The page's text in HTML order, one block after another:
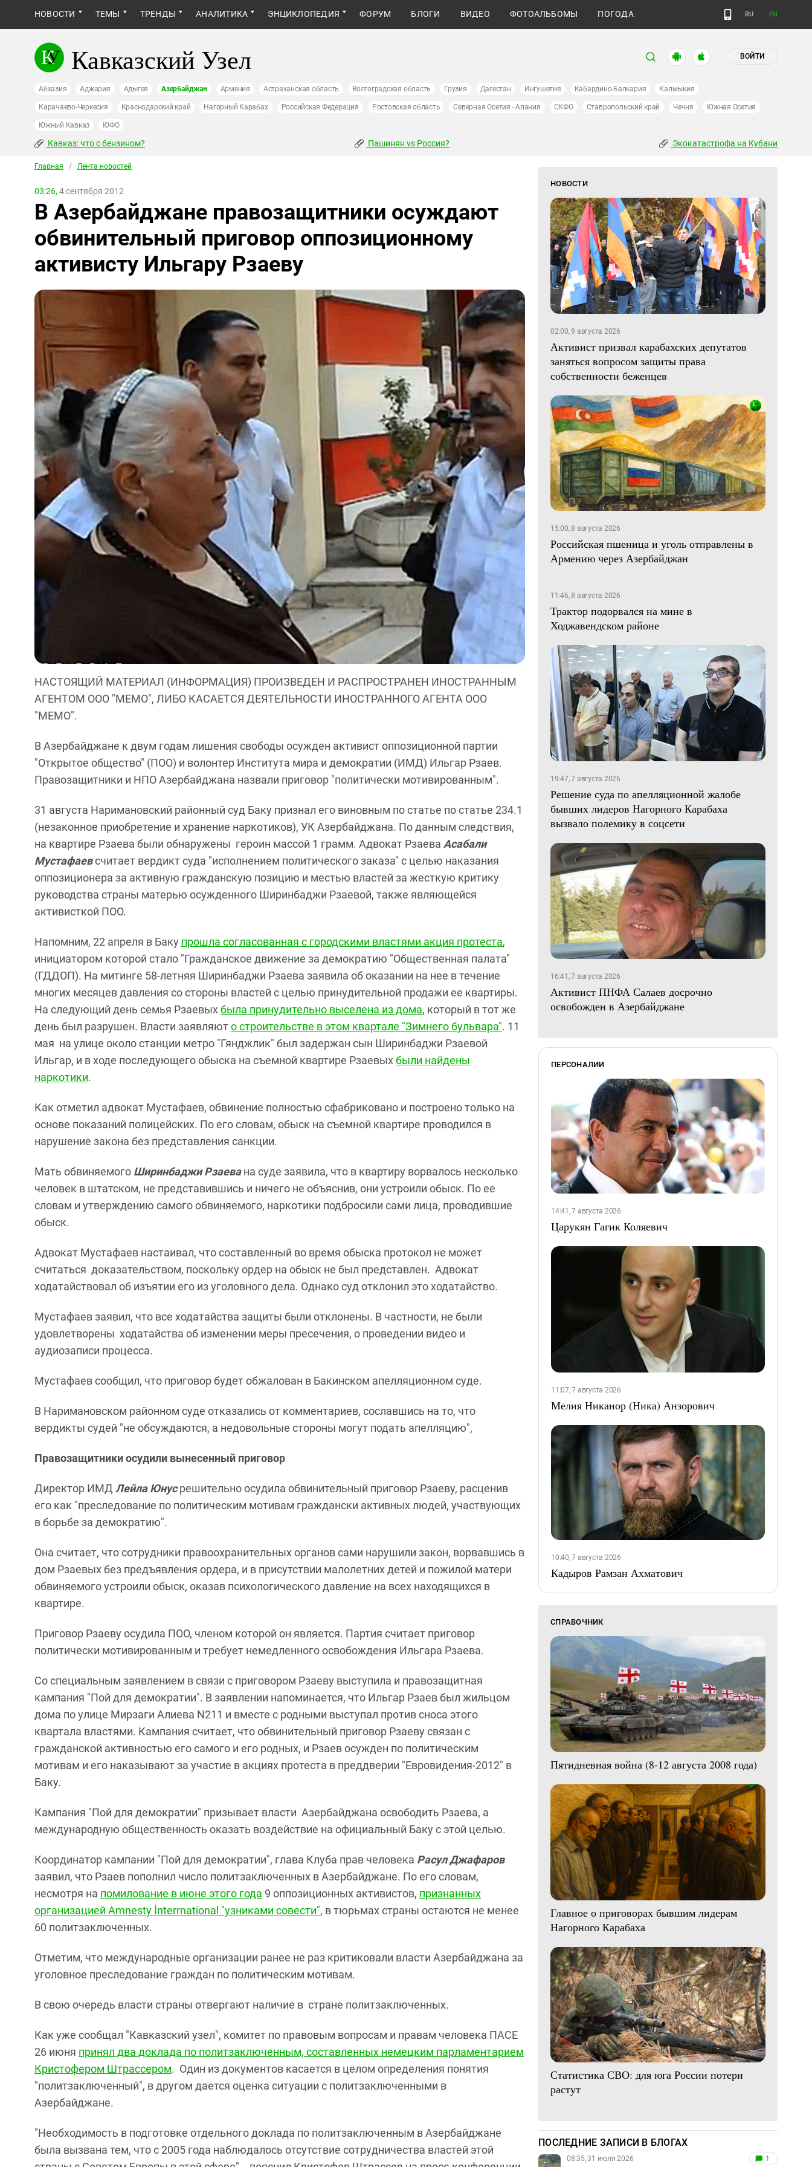
НОВОСТИ ТЕМЫ ТРЕНДЫ АНАЛИТИКА ЭНЦИКЛОПЕДИЯ ФОРУМ БЛОГИ ВИДЕО ФОТОАЛЬБОМЫ ПОГОДА RU EN
Кавказский Узел ВОЙТИ
Абхазия Аджария Адыгея Азербайджан Армения Астраханская область Волгоградская область Грузия Дагестан Ингушетия Кабардино-Балкария Калмыкия
Карачаево-Черкесия Краснодарский край Нагорный Карабах Российская Федерация Ростовская область Северная Осетия - Алания СКФО Ставропольский край Чечня Южная Осетия
Южный Кавказ ЮФО
Кавказ: что с бензином? Пашинян vs Россия? Экокатастрофа на Кубани
Главная / Лента новостей
03:26, 4 сентября 2012
В Азербайджане правозащитники осуждают
обвинительный приговор оппозиционному
активисту Ильгару Рзаеву
НАСТОЯЩИЙ МАТЕРИАЛ (ИНФОРМАЦИЯ) ПРОИЗВЕДЕН И РАСПРОСТРАНЕН ИНОСТРАННЫМ
АГЕНТОМ ООО "МЕМО", ЛИБО КАСАЕТСЯ ДЕЯТЕЛЬНОСТИ ИНОСТРАННОГО АГЕНТА ООО
"МЕМО".
В Азербайджане к двум годам лишения свободы осужден активист оппозиционной партии
"Открытое общество" (ПОО) и волонтер Института мира и демократии (ИМД) Ильгар Рзаев.
Правозащитники и НПО Азербайджана назвали приговор "политически мотивированным".
31 августа Наримановский районный суд Баку признал его виновным по статье по статье 234.1
(незаконное приобретение и хранение наркотиков), УК Азербайджана. По данным следствия,
на квартире Рзаева были обнаружены героин массой 1 грамм. Адвокат Рзаева Асабали
Мустафаевсчитает вердикт суда "исполнением политического заказа" с целью наказания
оппозиционера за активную гражданскую позицию и местью властей за жесткую критику
руководства страны матерью осужденного Ширинбаджи Рзаевой, также являющейся
активисткой ПОО.
Напомним, 22 апреля в Баку прошла согласованная с городскими властями акция протеста,
инициатором которой стало "Гражданское движение за демократию "Общественная палата"
(ГДДОП). На митинге 58-летняя Ширинбаджи Рзаева заявила об оказании на нее в течение
многих месяцев давления со стороны властей с целью принудительной продажи ее квартиры.
На следующий день семья Рзаевыхбыла принудительно выселена из дома, который в тот же
день был разрушен. Власти заявляюто строительстве в этом квартале "Зимнего бульвара". 11
мая на улице около станции метро "Гянджлик" был задержан сын Ширинбаджи Рзаевой
Ильгар, и в ходе последующего обыска на съемной квартире Рзаевыхбыли найдены
наркотики.
Как отметил адвокат Мустафаев, обвинение полностью сфабриковано и построено только на
основе показаний полицейских. По его словам, обыск на съемной квартире проводился в
нарушение закона без представления санкции.
Мать обвиняемого Ширинбаджи Рзаевана суде заявила, что в квартиру ворвалось несколько
человек в штатском, не представившись и ничего не объяснив, они устроили обыск. По ее
словам и утверждению самого обвиняемого, наркотики подбросили сами лица, проводившие
обыск.
Адвокат Мустафаев настаивал, что составленный во время обыска протокол не может
считаться доказательством, поскольку ордер на обыск не был представлен. Адвокат
ходатайствовал об изъятии его из уголовного дела. Однако суд отклонил это ходатайство.
Мустафаев заявил, что все ходатайства защиты были отклонены. В частности, не были
удовлетворены ходатайства об изменении меры пресечения, о проведении видео и
аудиозаписи процесса.
Мустафаев сообщил, что приговор будет обжалован в Бакинском апелляционном суде.
В Наримановском районном суде отказались от комментариев, сославшись на то, что
вердикты судей "не обсуждаются, а недовольные стороны могут подать апелляцию",
Правозащитники осудили вынесенный приговор
Директор ИМД Лейла Юнусрешительно осудила обвинительный приговор Рзаеву, расценив
его как "преследование по политическим мотивам граждански активных людей, участвующих
в борьбе за демократию".
Она считает, что сотрудники правоохранительных органов сами нарушили закон, ворвавшись в
дом Рзаевых без предъявления ордера, и в присутствии малолетних детей и пожилой матери
обвиняемого устроили обыск, оказав психологического давление на всех находящихся в
квартире.
Приговор Рзаеву осудила ПОО, членом которой он является. Партия считает приговор
политически мотивированным и требует немедленного освобождения Ильгара Рзаева.
Со специальным заявлением в связи с приговором Рзаеву выступила и правозащитная
кампания "Пой для демократии". В заявлении напоминается, что Ильгар Рзаев был жильцом
дома по улице Мирзаги Алиева N211 и вместе с родными выступал против сноса этого
квартала властями. Кампания считает, что обвинительный приговор Рзаеву связан с
гражданской активностью его самого и его родных, и Рзаев осужден по политическим
мотивам и его наказывают за участие в акциях протеста в преддверии "Евровидения-2012" в
Баку.
Кампания "Пой для демократии" призывает власти Азербайджана освободить Рзаева, а
международную общественность оказать воздействие на официальный Баку с этой целью.
Координатор кампании "Пой для демократии", глава Клуба прав человека Расул Джафаров
заявил, что Рзаев пополнил число политзаключенных в Азербайджане. По его словам,
несмотря на помилование в июне этого года 9 оппозиционных активистов, признанных
организацией Amnesty İnterrnational "узниками совести", в тюрьмах страны остаются не менее
60 политзаключенных.
Отметим, что международные организации ранее не раз критиковали власти Азербайджана за
уголовное преследование граждан по политическим мотивам.
В свою очередь власти страны отвергают наличие в стране политзаключенных.
Как уже сообщал "Кавказский узел", комитет по правовым вопросам и правам человека ПАСЕ
26 июня принял два доклада по политзаключенным, составленных немецким парламентарием
Кристофером Штрассером. Один из документов касается в целом определения понятия
"политзаключенный", в другом дается оценка ситуации с политзаключенными в
Азербайджане.
"Необходимость в подготовке отдельного доклада по политзаключенным в Азербайджане
была вызвана тем, что с 2005 года наблюдалось отсутствие сотрудничества властей этой
НОВОСТИ
02:00, 9 августа 2026
Активист призвал карабахских депутатов
заняться вопросом защиты права
собственности беженцев
15:00, 8 августа 2026
Российская пшеница и уголь отправлены в
Армению через Азербайджан
11:46, 8 августа 2026
Трактор подорвался на мине в
Ходжавендском районе
19:47, 7 августа 2026
Решение суда по апелляционной жалобе
бывших лидеров Нагорного Карабаха
вызвало полемику в соцсети
16:41, 7 августа 2026
Активист ПНФА Салаев досрочно
освобожден в Азербайджане
ПЕРСОНАЛИИ
14:41, 7 августа 2026
Царукян Гагик Коляевич
11:07, 7 августа 2026
Мелия Никанор (Ника) Анзорович
10:40, 7 августа 2026
Кадыров Рамзан Ахматович
СПРАВОЧНИК
Пятидневная война (8-12 августа 2008 года)
Главное о приговорах бывшим лидерам
Нагорного Карабаха
Статистика СВО: для юга России потери
растут
ПОСЛЕДНИЕ ЗАПИСИ В БЛОГАХ
08:35, 31 июля 2026 1